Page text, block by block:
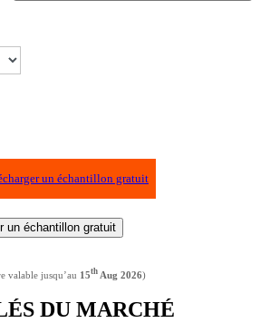
un échantillon gratuit
un échantillon gratuit
valable jusqu’au 15th Aug 2026)
DU MARCHÉ